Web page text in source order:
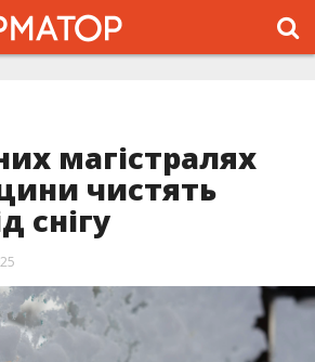
магістралях
чистять
снігу